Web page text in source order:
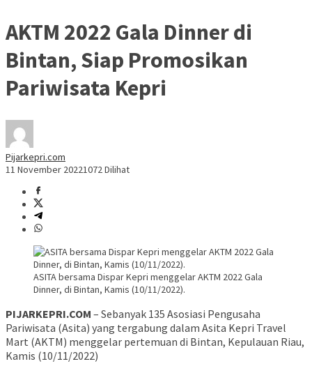
AKTM 2022 Gala Dinner di
Bintan, Siap Promosikan
Pariwisata Kepri
Pijarkepri.com
11 November 20221072 Dilihat
ASITA bersama Dispar Kepri menggelar AKTM 2022 Gala
Dinner, di Bintan, Kamis (10/11/2022).
PIJARKEPRI.COM – Sebanyak 135 Asosiasi Pengusaha
Pariwisata (Asita) yang tergabung dalam Asita Kepri Travel
Mart (AKTM) menggelar pertemuan di Bintan, Kepulauan Riau,
Kamis (10/11/2022)